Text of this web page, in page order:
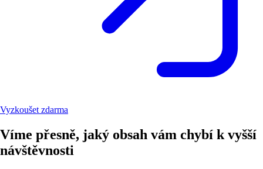
Vyzkoušet zdarma
Víme přesně, jaký obsah vám chybí k vyšší
návštěvnosti